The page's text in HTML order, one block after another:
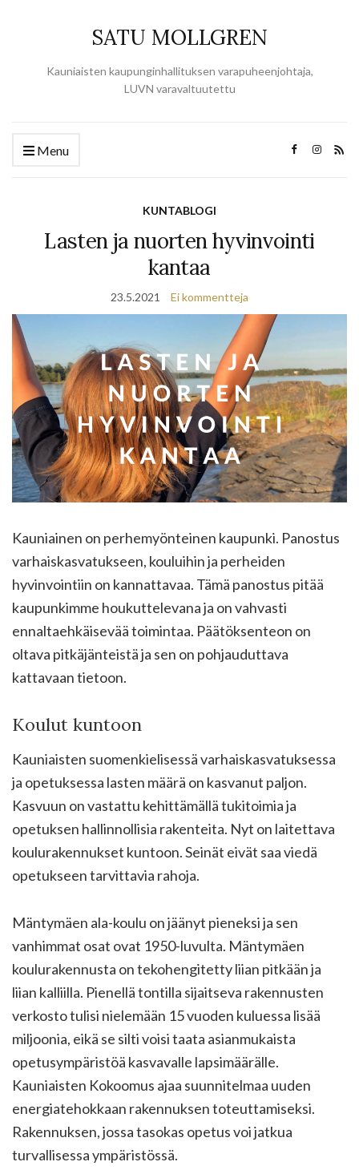
SATU MOLLGREN
Kauniaisten kaupunginhallituksen varapuheenjohtaja,
LUVN varavaltuutettu
Menu
KUNTABLOGI
Lasten ja nuorten hyvinvointi
kantaa
23.5.2021 Ei kommentteja
Kauniainen on perhemyönteinen kaupunki. Panostus
varhaiskasvatukseen, kouluihin ja perheiden
hyvinvointiin on kannattavaa. Tämä panostus pitää
kaupunkimme houkuttelevana ja on vahvasti
ennaltaehkäisevää toimintaa. Päätöksenteon on
oltava pitkäjänteistä ja sen on pohjauduttava
kattavaan tietoon.
Koulut kuntoon
Kauniaisten suomenkielisessä varhaiskasvatuksessa
ja opetuksessa lasten määrä on kasvanut paljon.
Kasvuun on vastattu kehittämällä tukitoimia ja
opetuksen hallinnollisia rakenteita. Nyt on laitettava
koulurakennukset kuntoon. Seinät eivät saa viedä
opetukseen tarvittavia rahoja.
Mäntymäen ala-koulu on jäänyt pieneksi ja sen
vanhimmat osat ovat 1950-luvulta. Mäntymäen
koulurakennusta on tekohengitetty liian pitkään ja
liian kalliilla. Pienellä tontilla sijaitseva rakennusten
verkosto tulisi nielemään 15 vuoden kuluessa lisää
miljoonia, eikä se silti voisi taata asianmukaista
opetusympäristöä kasvavalle lapsimäärälle.
Kauniaisten Kokoomus ajaa suunnitelmaa uuden
energiatehokkaan rakennuksen toteuttamiseksi.
Rakennuksen, jossa tasokas opetus voi jatkua
turvallisessa ympäristössä.